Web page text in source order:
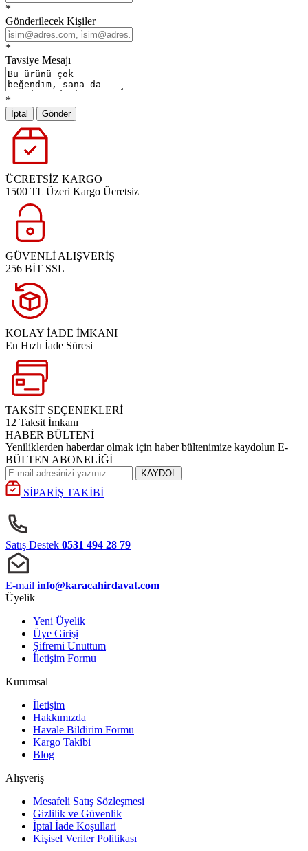
*
Gönderilecek Kişiler
*
Tavsiye Mesajı
*
İptal Gönder
ÜCRETSİZ KARGO
1500 TL Üzeri Kargo Ücretsiz
GÜVENLİ ALIŞVERİŞ
256 BİT SSL
KOLAY İADE İMKANI
En Hızlı İade Süresi
TAKSİT SEÇENEKLERİ
12 Taksit İmkanı
HABER BÜLTENİ
Yeniliklerden haberdar olmak için haber bültenimize kaydolun E-
BÜLTEN ABONELİĞİ
KAYDOL
SİPARİŞ TAKİBİ
Satış Destek 0531 494 28 79
E-mail info@karacahirdavat.com
Üyelik
Yeni Üyelik
Üye Girişi
Şifremi Unuttum
İletişim Formu
Kurumsal
İletişim
Hakkımızda
Havale Bildirim Formu
Kargo Takibi
Blog
Alışveriş
Mesafeli Satış Sözleşmesi
Gizlilik ve Güvenlik
İptal İade Koşullari
Kişisel Veriler Politikası